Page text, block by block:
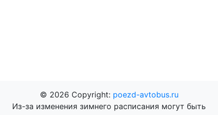
© 2026 Copyright: poezd-avtobus.ru
Из-за изменения зимнего расписания могут быть